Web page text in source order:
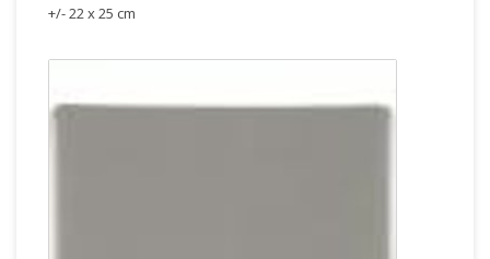
+/- 22 x 25 cm